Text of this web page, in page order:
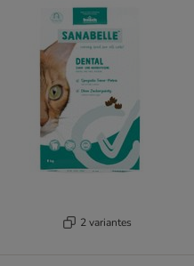
2 variantes